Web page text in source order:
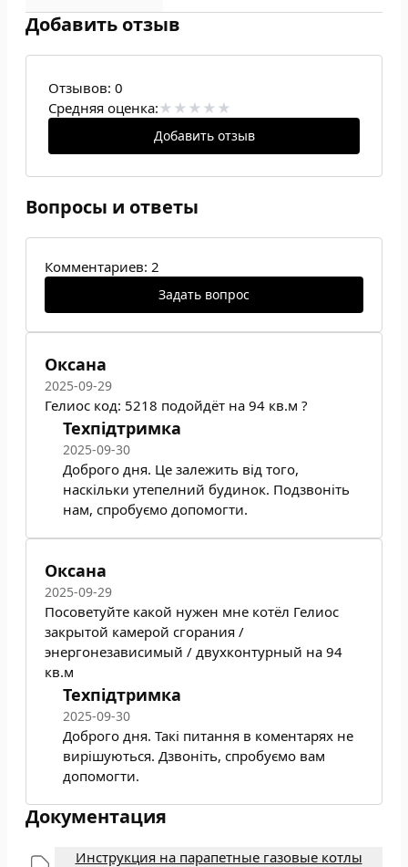
Добавить отзыв
Отзывов: 0
Средняя оценка:
Добавить отзыв
Вопросы и ответы
Комментариев: 2
Задать вопрос
Оксана
2025-09-29
Гелиос код: 5218 подойдёт на 94 кв.м ?
Техпідтримка
2025-09-30
Доброго дня. Це залежить від того,
наскільки утепелний будинок. Подзвоніть
нам, спробуємо допомогти.
Оксана
2025-09-29
Посоветуйте какой нужен мне котёл Гелиос
закрытой камерой сгорания /
энергонезависимый / двухконтурный на 94
кв.м
Техпідтримка
2025-09-30
Доброго дня. Такі питання в коментарях не
вирішуються. Дзвоніть, спробуємо вам
допомогти.
Документация
Инструкция на парапетные газовые котлы